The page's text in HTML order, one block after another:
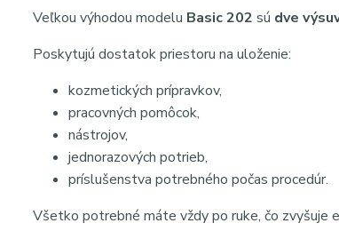
Veľkou výhodou modelu Basic 202 sú dve
Poskytujú dostatok priestoru na uloženie:
kozmetických prípravkov,
pracovných pomôcok,
nástrojov,
jednorazových potrieb,
príslušenstva potrebného počas procedúr.
Všetko potrebné máte vždy po ruke, čo zvyšuje